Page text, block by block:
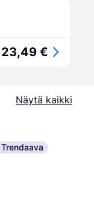
23,49 €
Näytä kaikki
Trendaava